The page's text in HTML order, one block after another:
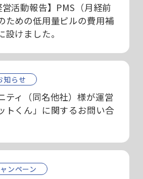
営活動報告】PMS（月経前
ための低用量ピルの費用補
けました。
知らせ
ティ（同名他社）様が運営
トくん」に関するお問い合
ンペーン